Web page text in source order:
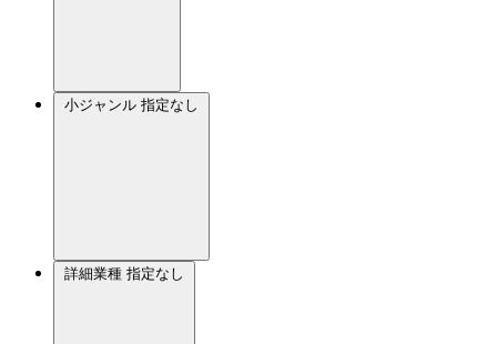
小ジャンル 指定なし
詳細業種 指定なし